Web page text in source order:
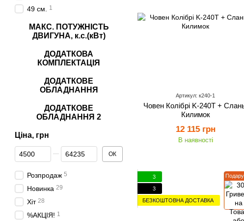
Артикул: к240-1
Човен Колібрі K-240Т +
Килимок
12 115 грн
В наявності
3
3
БЕЗКОШТОВНА ДОСТАВКА
49 см. 1
МАКС. ПОТУЖНІСТЬ
ДВИГУНА, к.с.(кВт)
ДОДАТКОВА
КОМПЛЕКТАЦІЯ
ДОДАТКОВЕ
ОБЛАДНАННЯ
ДОДАТКОВЕ
ОБЛАДНАННЯ 2
Ціна, грн
Від Ціна, грн
До Ціна, грн ОК
Розпродаж 5
Новинка 29
Хіт 28
%АКЦІЯ! 1